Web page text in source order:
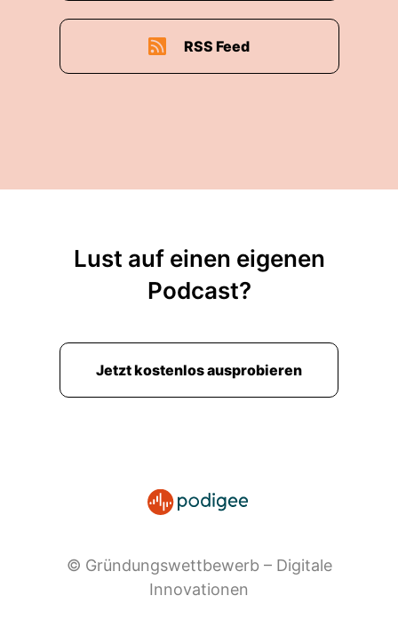
RSS Feed
Lust auf einen eigenen
Podcast?
Jetzt kostenlos ausprobieren
© Gründungswettbewerb – Digitale
Innovationen